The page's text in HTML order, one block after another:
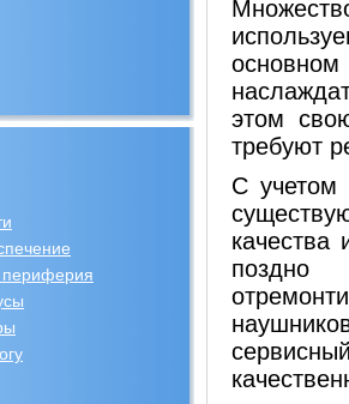
этом
требуют
С учетом
поздно